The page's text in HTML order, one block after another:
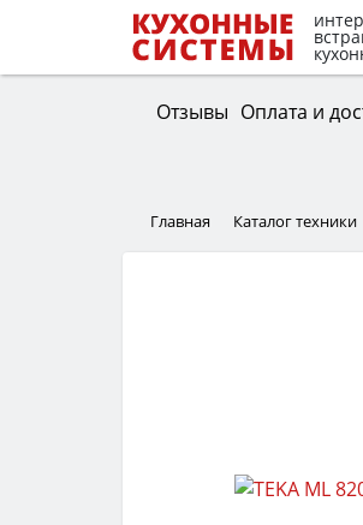
Отзывы Оплата и
Главная Каталог техники